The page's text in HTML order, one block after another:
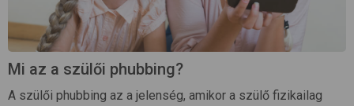
Mi az a szülői phubbing?
A szülői phubbing az a jelenség, amikor a szülő fizikailag